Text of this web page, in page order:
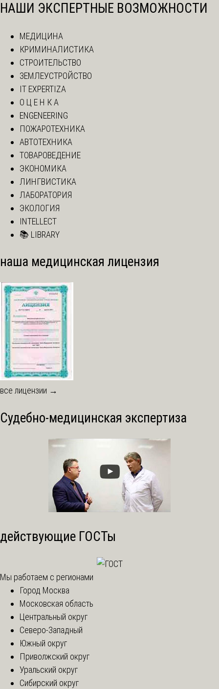
НАШИ ЭКСПЕРТНЫЕ ВОЗМОЖНОСТИ
МЕДИЦИНА
КРИМИНАЛИСТИКА
СТРОИТЕЛЬСТВО
ЗЕМЛЕУСТРОЙСТВО
IT EXPERTIZA
О Ц Е Н К А
ENGENEERING
ПОЖАРОТЕХНИКА
АВТОТЕХНИКА
ТОВАРОВЕДЕНИЕ
ЭКОНОМИКА
ЛИНГВИСТИКА
ЛАБОРАТОРИЯ
ЭКОЛОГИЯ
INTELLECT
📚 LIBRARY
наша медицинская лицензия
все лицензии →
Судебно-медицинская экспертиза
действующие ГОСТы
Мы работаем с регионами
Город Москва
Московская область
Центральный округ
Северо-Западный
Южный округ
Приволжский округ
Уральский округ
Сибирский округ